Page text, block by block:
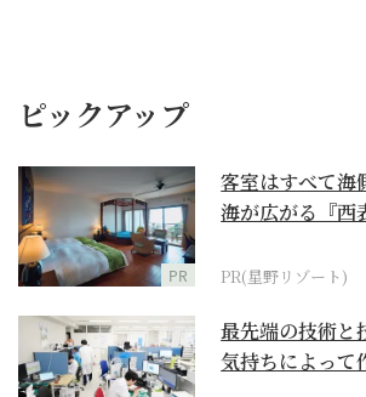
ピックアップ
PR
客室はすべて海
海が広がる『西
PR(星野リゾート)
最先端の技術と
気持ちによって